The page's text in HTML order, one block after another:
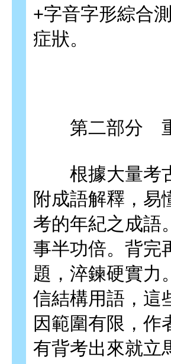
+字音字形綜合
症狀。
第二部分 重
根據大量考古
附成語解釋，易
考的年紀之成語
事半功倍。背完
題，淬鍊硬實力
信結構用語，這
因範圍有限，作
有背考出來就立